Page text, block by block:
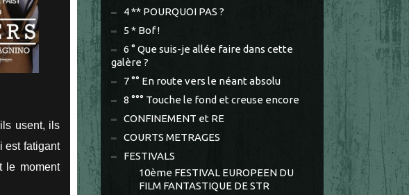
usent, ils
est fatigant
le moment
4 ** POURQUOI PAS ?
5 * Bof !
6 ° Que suis-je allée faire dans cette
galère ?
7 °° En route vers le néant absolu
8 °°° Touche le fond et creuse encore
CONFINEMENT et RE
COURTS METRAGES
FESTIVALS
10ème FESTIVAL EUROPEEN DU
FILM FANTASTIQUE DE STR